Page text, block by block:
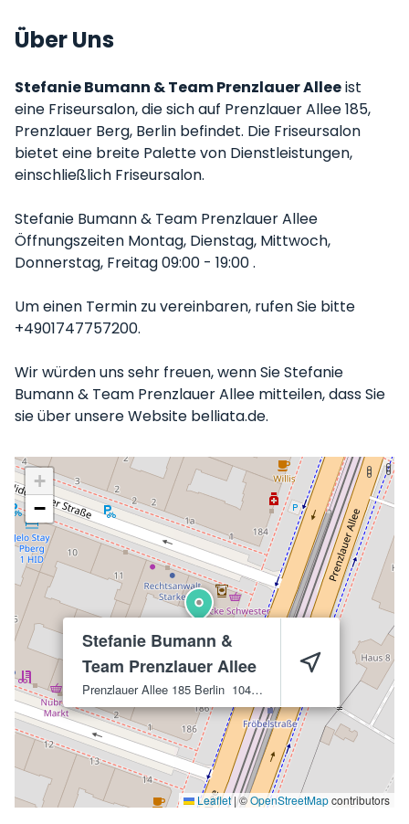
Über Uns
Stefanie Bumann & Team Prenzlauer Alleeist
eine Friseursalon, die sich auf Prenzlauer Allee 185,
Prenzlauer Berg, Berlin befindet. Die Friseursalon
bietet eine breite Palette von Dienstleistungen,
einschließlich Friseursalon.
Stefanie Bumann & Team Prenzlauer Allee
Öffnungszeiten Montag, Dienstag, Mittwoch,
Donnerstag, Freitag 09:00 - 19:00 .
Um einen Termin zu vereinbaren, rufen Sie bitte
+4901747757200.
Wir würden uns sehr freuen, wenn Sie Stefanie
Bumann & Team Prenzlauer Allee mitteilen, dass Sie
sie über unsere Website belliata.de.
Stefanie Bumann &
Team Prenzlauer Allee
Prenzlauer Allee 185 Berlin 10405
+
−
Leaflet |©OpenStreetMapcontributors